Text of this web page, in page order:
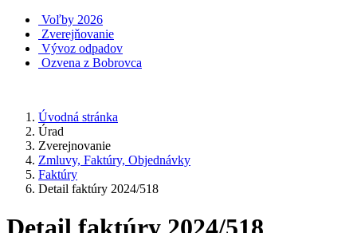
Voľby 2026
Zverejňovanie
Vývoz odpadov
Ozvena z Bobrovca
Úvodná stránka
Úrad
Zverejnovanie
Zmluvy, Faktúry, Objednávky
Faktúry
Detail faktúry 2024/518